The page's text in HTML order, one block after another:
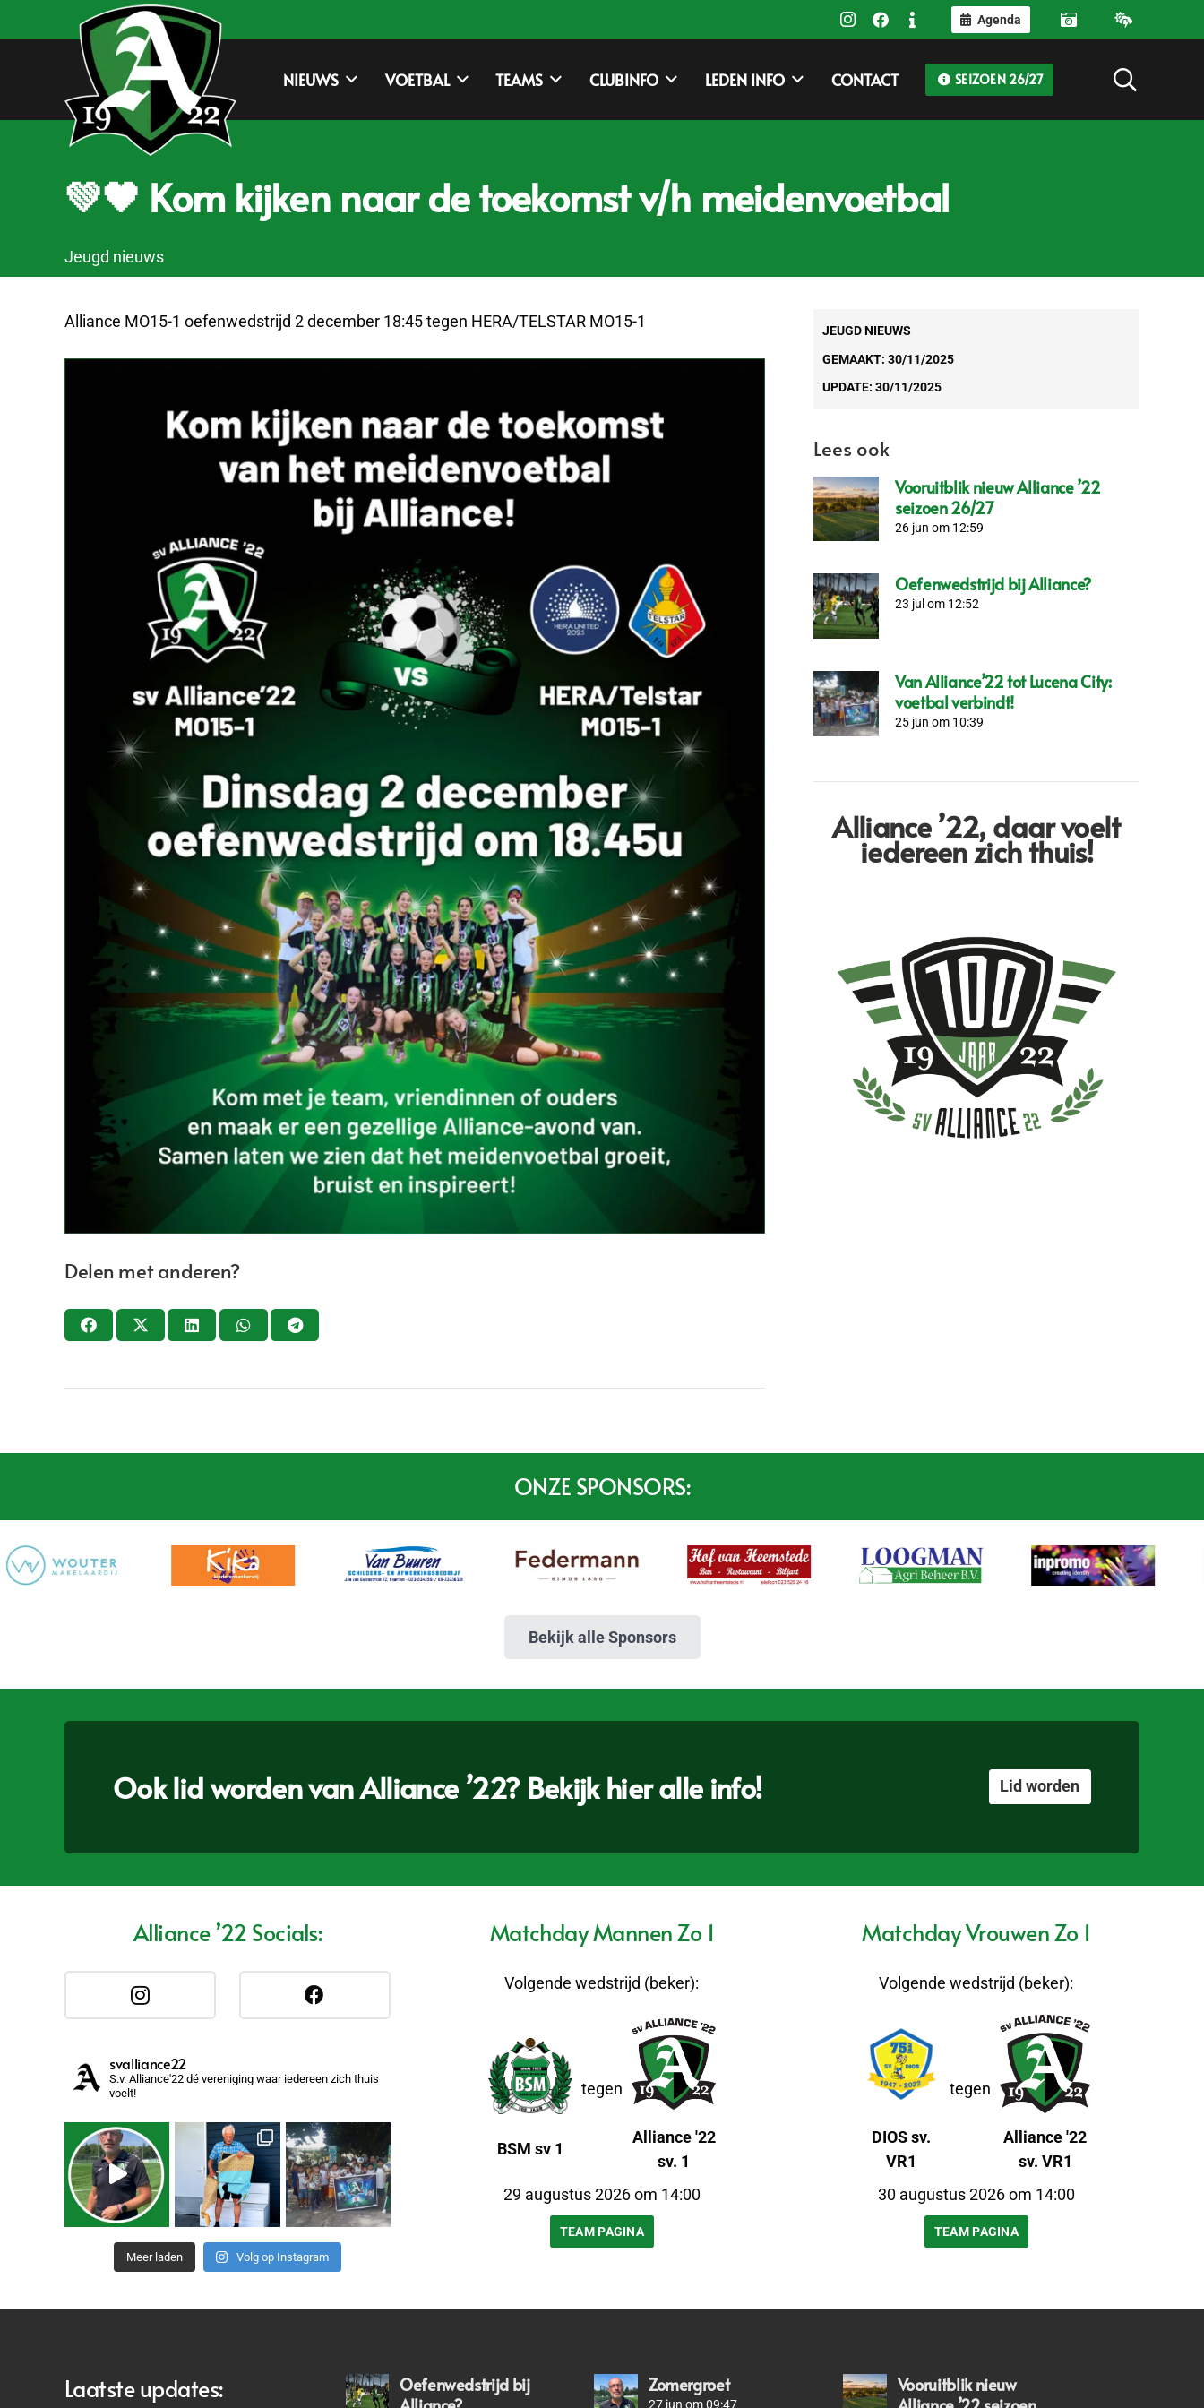
Agenda
NIEUWS VOETBAL TEAMS CLUBINFO LEDEN INFO CONTACT SEIZOEN 26/27
💚🖤 Kom kijken naar de toekomst v/h meidenvoetbal
Jeugd nieuws
Alliance MO15-1 oefenwedstrijd 2 december 18:45 tegen HERA/TELSTAR MO15-1
Delen met anderen?
JEUGD NIEUWS
GEMAAKT: 30/11/2025
UPDATE: 30/11/2025
Lees ook
Vooruitblik nieuw Alliance ’22
seizoen 26/27
26 jun om 12:59
Oefenwedstrijd bij Alliance?
23 jul om 12:52
Van Alliance’22 tot Lucena City:
voetbal verbindt!
25 jun om 10:39
Alliance ’22, daar voelt
iedereen zich thuis!
ONZE SPONSORS:
Bekijk alle Sponsors
Ook lid worden van Alliance ’22? Bekijk hier alle info! Lid worden
Alliance ’22 Socials:
svalliance22
S.v. Alliance'22 dé vereniging waar iedereen zich thuis
voelt!
Meer laden Volg op Instagram
Matchday Mannen Zo 1
Volgende wedstrijd (beker):
BSM sv 1
tegen
Alliance '22
sv. 1
29 augustus 2026 om 14:00
TEAM PAGINA
Matchday Vrouwen Zo 1
Volgende wedstrijd (beker):
DIOS sv.
VR1
tegen
Alliance '22
sv. VR1
30 augustus 2026 om 14:00
TEAM PAGINA
Laatste updates:
Oefenwedstrijd bij
Zomergroet
27 jun om 09:47
Vooruitblik nieuw